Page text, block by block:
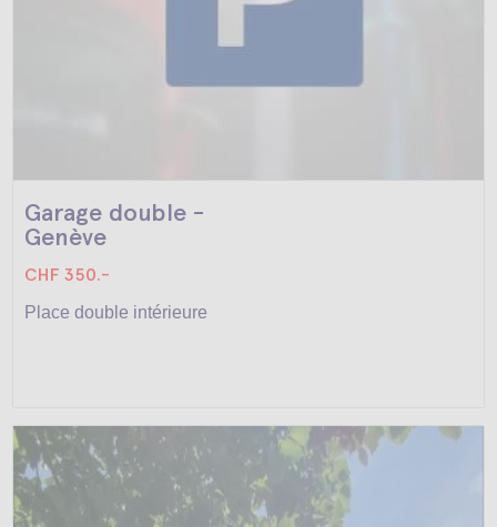
Garage double -
Genève
CHF 350.-
Place double intérieure